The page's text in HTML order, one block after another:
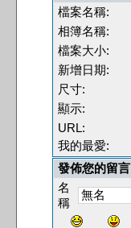
檔案名稱:
相簿名稱:
檔案大小:
新增日期:
尺寸:
顯示:
URL:
我的最愛:
發佈您的留言
名
稱